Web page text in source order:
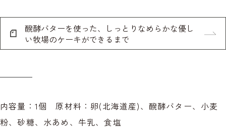
醗酵バターを使った、しっとりなめらかな優し
い牧場のケーキができるまで
内容量：1個 原材料：卵(北海道産)、醗酵バター、小麦
粉、砂糖、水あめ、牛乳、食塩